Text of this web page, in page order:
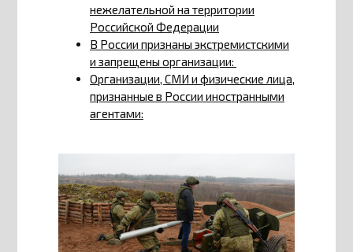
нежелательной на территории
Российской Федерации
В России признаны экстремистскими
и запрещены организации:
Организации, СМИ и физические лица,
признанные в России иностранными
агентами: